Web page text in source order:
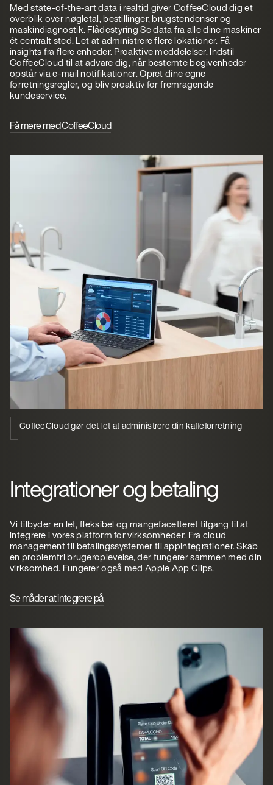
Med state-of-the-art data i realtid giver CoffeeCloud dig et
overblik over nøgletal, bestillinger, brugstendenser og
maskindiagnostik. Flådestyring Se data fra alle dine maskiner
ét centralt sted. Let at administrere flere lokationer. Få
insights fra flere enheder. Proaktive meddelelser. Indstil
CoffeeCloud til at advare dig, når bestemte begivenheder
opstår via e-mail notifikationer. Opret dine egne
forretningsregler, og bliv proaktiv for fremragende
kundeservice.
Få mere med CoffeeCloud
CoffeeCloud gør det let at administrere din kaffeforretning
Integrationer og betaling
Vi tilbyder en let, fleksibel og mangefacetteret tilgang til at
integrere i vores platform for virksomheder. Fra cloud
management til betalingssystemer til appintegrationer. Skab
en problemfri brugeroplevelse, der fungerer sammen med din
virksomhed. Fungerer også med Apple App Clips.
Se måder at integrere på